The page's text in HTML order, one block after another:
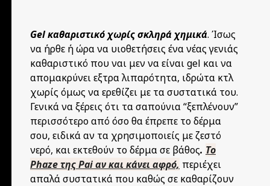
Gel καθαριστικό χωρίς σκληρά χημικά. Ίσως
να ήρθε ή ώρα να υιοθετήσεις ένα νέας γενιάς
καθαριστικό που ναι μεν να είναι gel και να
απομακρύνει εξτρα λιπαρότητα, ιδρώτα κτλ
χωρίς όμως να ερεθίζει με τα συστατικά του.
Γενικά να ξέρεις ότι τα σαπούνια “ξεπλένουν”
περισσότερο από όσο θα έπρεπε το δέρμα
σου, ειδικά αν τα χρησιμοποιείς με ζεστό
νερό, και εκτεθούν το δέρμα σε βάθος. Το
Phaze της Pai αν και κάνει αφρό, περιέχει
απαλά συστατικά που καθώς σε καθαρίζουν